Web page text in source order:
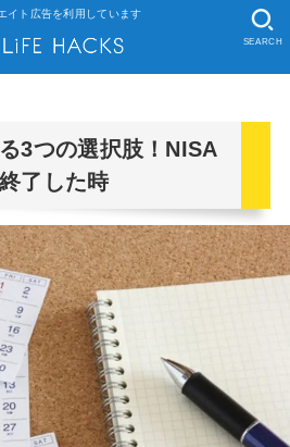
イト広告を利用しています
SEARCH
3つの選択肢！NISA
了した時